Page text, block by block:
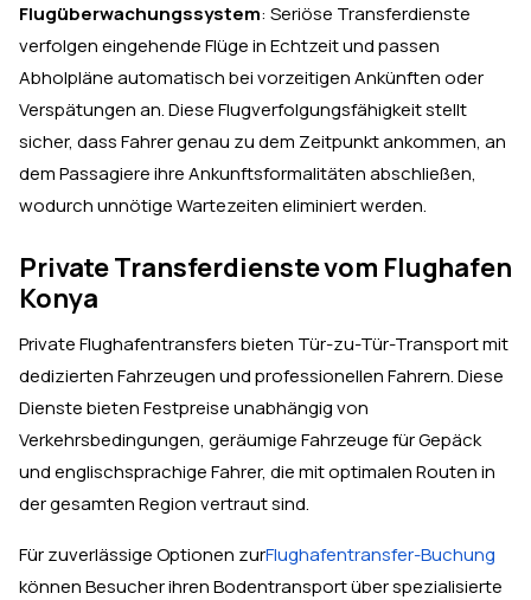
Flugüberwachungssystem: Seriöse Transferdienste
verfolgen eingehende Flüge in Echtzeit und passen
Abholpläne automatisch bei vorzeitigen Ankünften oder
Verspätungen an. Diese Flugverfolgungsfähigkeit stellt
sicher, dass Fahrer genau zu dem Zeitpunkt ankommen, an
dem Passagiere ihre Ankunftsformalitäten abschließen,
wodurch unnötige Wartezeiten eliminiert werden.
Private Transferdienste vom Flughafen
Konya
Private Flughafentransfers bieten Tür-zu-Tür-Transport mit
dedizierten Fahrzeugen und professionellen Fahrern. Diese
Dienste bieten Festpreise unabhängig von
Verkehrsbedingungen, geräumige Fahrzeuge für Gepäck
und englischsprachige Fahrer, die mit optimalen Routen in
der gesamten Region vertraut sind.
Für zuverlässige Optionen zurFlughafentransfer-Buchung
können Besucher ihren Bodentransport über spezialisierte